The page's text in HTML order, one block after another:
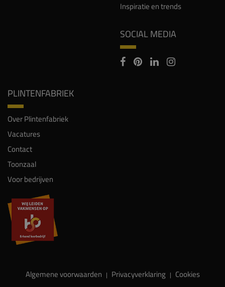
Inspiratie en trends
SOCIAL MEDIA
PLINTENFABRIEK
Over Plintenfabriek
Vacatures
Contact
Toonzaal
Voor bedrijven
Algemene voorwaarden | Privacyverklaring | Cookies